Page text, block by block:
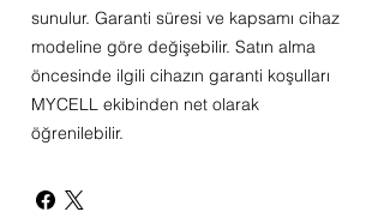
sunulur. Garanti süresi ve kapsamı cihaz
modeline göre değişebilir. Satın alma
öncesinde ilgili cihazın garanti koşulları
MYCELL ekibinden net olarak
öğrenilebilir.